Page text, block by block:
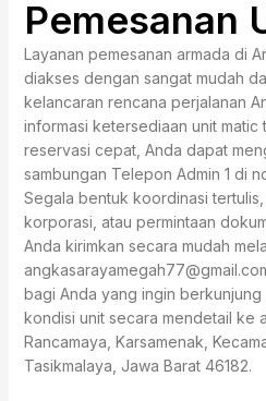
Pemesanan
Layanan pemesanan armada di
diakses dengan sangat mudah
kelancaran rencana perjalanan
informasi ketersediaan unit matic
reservasi cepat, Anda dapat
sambungan Telepon Admin 1 di
Segala bentuk koordinasi
korporasi, atau permintaan
Anda kirimkan secara mudah
bagi Anda yang ingin berkunjung
kondisi unit secara mendetail ke
Rancamaya, Karsamenak,
Tasikmalaya, Jawa Barat 46182.